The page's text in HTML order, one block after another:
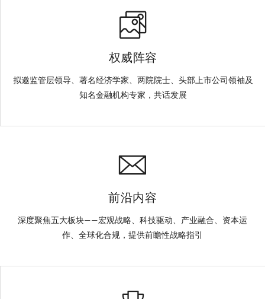
权威阵容
拟邀监管层领导、著名经济学家、两院院士、头部上市公司领袖及
知名金融机构专家，共话发展
前沿内容
深度聚焦五大板块——宏观战略、科技驱动、产业融合、资本运
作、全球化合规，提供前瞻性战略指引